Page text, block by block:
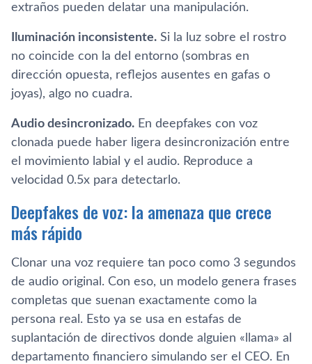
extraños pueden delatar una manipulación.
Iluminación inconsistente. Si la luz sobre el rostro
no coincide con la del entorno (sombras en
dirección opuesta, reflejos ausentes en gafas o
joyas), algo no cuadra.
Audio desincronizado. En deepfakes con voz
clonada puede haber ligera desincronización entre
el movimiento labial y el audio. Reproduce a
velocidad 0.5x para detectarlo.
Deepfakes de voz: la amenaza que crece
más rápido
Clonar una voz requiere tan poco como 3 segundos
de audio original. Con eso, un modelo genera frases
completas que suenan exactamente como la
persona real. Esto ya se usa en estafas de
suplantación de directivos donde alguien «llama» al
departamento financiero simulando ser el CEO. En